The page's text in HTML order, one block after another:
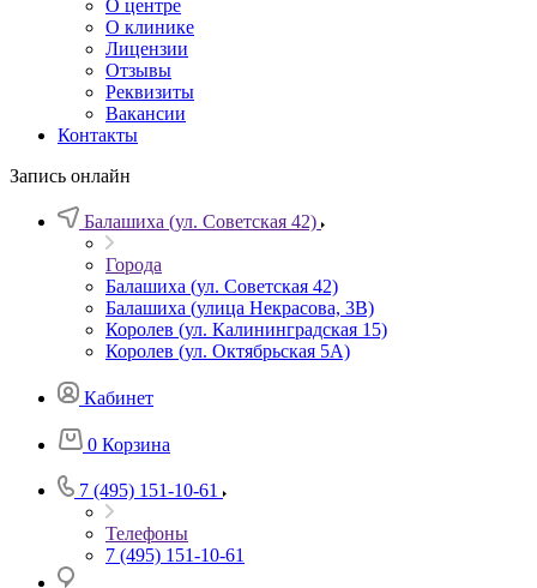
О центре
О клинике
Лицензии
Отзывы
Реквизиты
Вакансии
Контакты
Запись онлайн
Балашиха (ул. Советская 42)
Города
Балашиха (ул. Советская 42)
Балашиха (улица Некрасова, 3В)
Королев (ул. Калининградская 15)
Королев (ул. Октябрьская 5А)
Кабинет
0 Корзина
7 (495) 151-10-61
Телефоны
7 (495) 151-10-61